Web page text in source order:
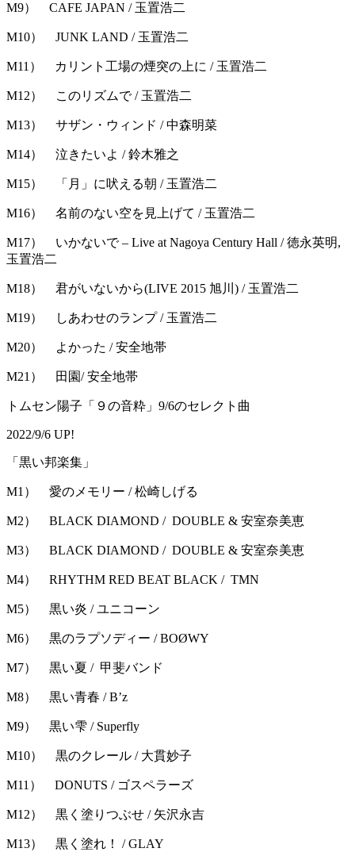
M9） CAFE JAPAN / 玉置浩二
M10） JUNK LAND / 玉置浩二
M11） カリント工場の煙突の上に / 玉置浩二
M12） このリズムで / 玉置浩二
M13） サザン・ウィンド / 中森明菜
M14） 泣きたいよ / 鈴木雅之
M15） 「月」に吠える朝 / 玉置浩二
M16） 名前のない空を見上げて / 玉置浩二
M17） いかないで – Live at Nagoya Century Hall / 徳永英明,
玉置浩二
M18） 君がいないから(LIVE 2015 旭川) / 玉置浩二
M19） しあわせのランプ / 玉置浩二
M20） よかった / 安全地帯
M21） 田園/ 安全地帯
トムセン陽子「９の音粋」9/6のセレクト曲
2022/9/6 UP!
「黒い邦楽集」
M1） 愛のメモリー / 松崎しげる
M2） BLACK DIAMOND / DOUBLE & 安室奈美恵
M3） BLACK DIAMOND / DOUBLE & 安室奈美恵
M4） RHYTHM RED BEAT BLACK / TMN
M5） 黒い炎 / ユニコーン
M6） 黒のラプソディー / BOØWY
M7） 黒い夏 / 甲斐バンド
M8） 黒い青春 / B’z
M9） 黒い雫 / Superfly
M10） 黒のクレール / 大貫妙子
M11） DONUTS / ゴスペラーズ
M12） 黒く塗りつぶせ / 矢沢永吉
M13） 黒く塗れ！ / GLAY